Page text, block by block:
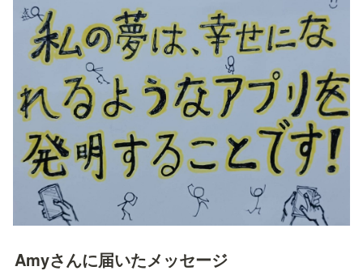
Amyさんに届いたメッセージ